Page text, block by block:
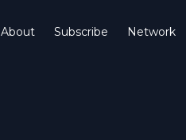
About Subscribe Network